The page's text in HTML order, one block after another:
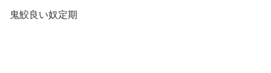
鬼鮫良い奴定期